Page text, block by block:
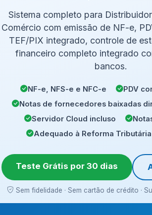
Sistema completo para
Comércio com emissão de NF-e,
TEF/PIX integrado, controle de
financeiro completo integrado
bancos.
NF-e, NFS-e e NFC-e
PDV
Notas de fornecedores baixadas
Servidor Cloud incluso
Adequado à Reforma Tributária
Teste Grátis por 30 dias
Sem fidelidade · Sem cartão de crédito ·